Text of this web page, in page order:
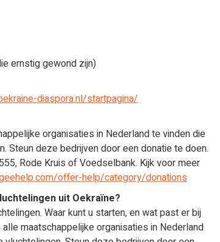
ernstig gewond zijn)
diaspora.nl/startpagina/
organisaties in Nederland te vinden die
Steun deze bedrijven door een donatie te doen.
Rode Kruis of Voedselbank. Kijk voor meer
offer-help/category/donations
uit Oekraïne?
Waar kunt u starten, en wat past er bij
maatschappelijke organisaties in Nederland